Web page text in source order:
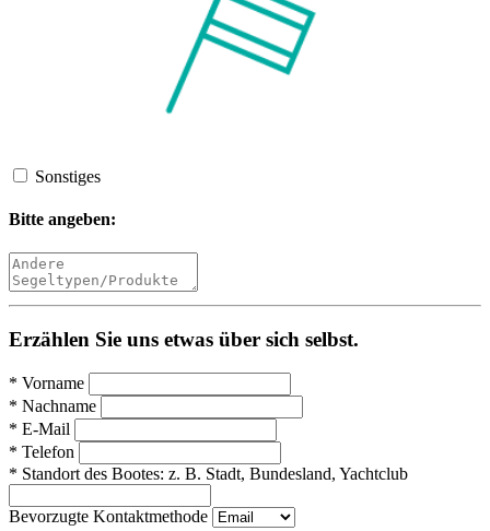
Sonstiges
Bitte angeben:
Erzählen Sie uns etwas über sich selbst.
* Vorname
* Nachname
* E-Mail
* Telefon
* Standort des Bootes: z. B. Stadt, Bundesland, Yachtclub
Bevorzugte Kontaktmethode